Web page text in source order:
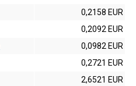
0,2158 EUR
0,2092 EUR
0,0982 EUR
0,2721 EUR
2,6521 EUR